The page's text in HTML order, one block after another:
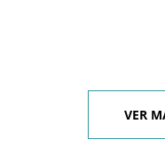
VER